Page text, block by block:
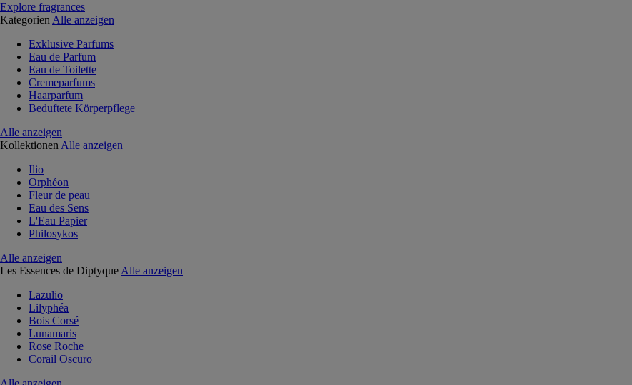
Explore fragrances
Kategorien Alle anzeigen
Exklusive Parfums
Eau de Parfum
Eau de Toilette
Cremeparfums
Haarparfum
Beduftete Körperpflege
Alle anzeigen
Kollektionen Alle anzeigen
Ilio
Orphéon
Fleur de peau
Eau des Sens
L'Eau Papier
Philosykos
Alle anzeigen
Les Essences de Diptyque Alle anzeigen
Lazulio
Lilyphéa
Bois Corsé
Lunamaris
Rose Roche
Corail Oscuro